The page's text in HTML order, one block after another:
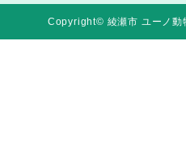
Copyright© 綾瀬市 ユーノ動